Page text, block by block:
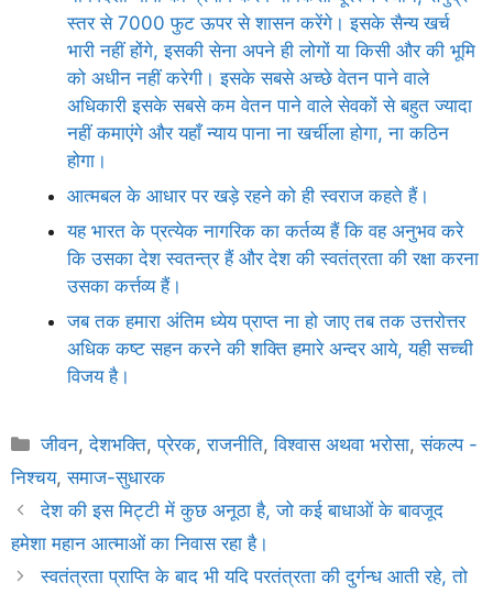
स्तर से 7000 फुट ऊपर से शासन करेंगे। इसके सैन्य खर्च
भारी नहीं होंगे, इसकी सेना अपने ही लोगों या किसी और की भूमि
को अधीन नहीं करेगी। इसके सबसे अच्छे वेतन पाने वाले
अधिकारी इसके सबसे कम वेतन पाने वाले सेवकों से बहुत ज्यादा
नहीं कमाएंगे और यहाँ न्याय पाना ना खर्चीला होगा, ना कठिन
होगा।
आत्मबल के आधार पर खड़े रहने को ही स्वराज कहते हैं।
यह भारत के प्रत्येक नागरिक का कर्तव्य हैं कि वह अनुभव करे
कि उसका देश स्वतन्त्र हैं और देश की स्वतंत्रता की रक्षा करना
उसका कर्त्तव्य हैं।
जब तक हमारा अंतिम ध्येय प्राप्त ना हो जाए तब तक उत्तरोत्तर
अधिक कष्ट सहन करने की शक्ति हमारे अन्दर आये, यही सच्ची
विजय है।
Categories
जीवन,देशभक्ति,प्रेरक,राजनीति,विश्वास अथवा भरोसा,संकल्प -
निश्चय,समाज-सुधारक
देश की इस मिट्टी में कुछ अनूठा है, जो कई बाधाओं के बावजूद
हमेशा महान आत्माओं का निवास रहा है।
स्वतंत्रता प्राप्ति के बाद भी यदि परतंत्रता की दुर्गन्ध आती रहे, तो